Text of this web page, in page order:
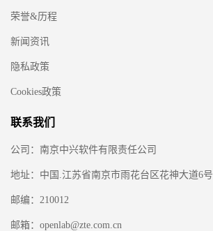
荣誉&历程
新闻资讯
隐私政策
Cookies政策
联系我们
公司：南京中兴软件有限责任公司
地址：中国.江苏省南京市雨花台区花神大道6号
邮编：210012
邮箱：openlab@zte.com.cn